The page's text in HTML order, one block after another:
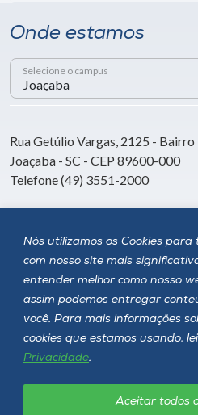
Nós utilizamos os Cookies
com nosso site mais
entender melhor como nosso
assim podemos entregar
você. Para mais informações
cookies que estamos usando,
Privacidade.
Aceitar todos
Onde estamos
Selecione o campus
Rua Getúlio Vargas, 2125 - Bairro
Joaçaba - SC - CEP 89600-000
Telefone (49) 3551-2000
Siga a Unoesc